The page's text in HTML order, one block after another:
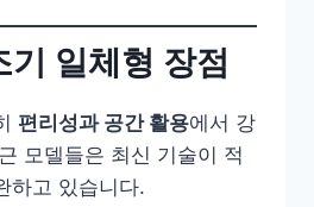
일체형 장점
편리성과 공간 활용에서 강
모델들은 최신 기술이 적
하고 있습니다.